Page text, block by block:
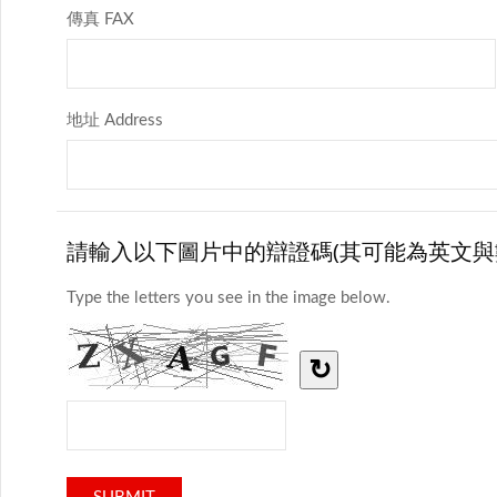
傳真 FAX
地址 Address
請輸入以下圖片中的辯證碼(其可能為英文
Type the letters you see in the image below.
↻